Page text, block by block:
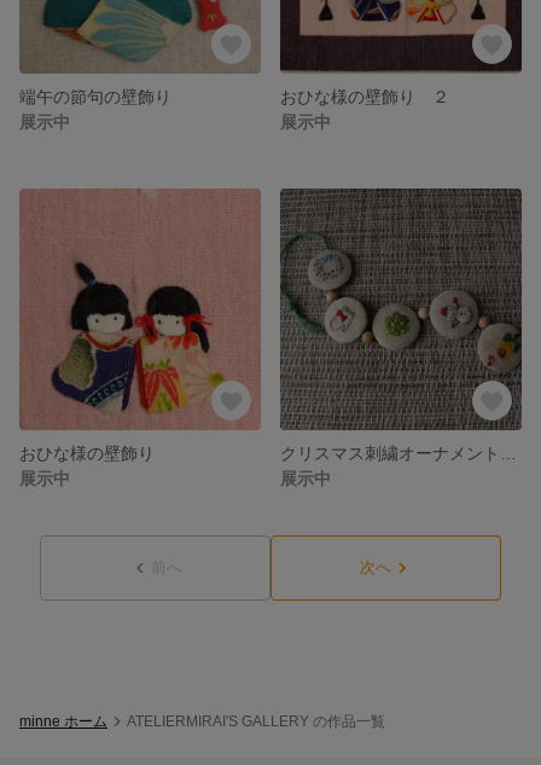
端午の節句の壁飾り
展示中
おひな様の壁飾り ２
展示中
おひな様の壁飾り
展示中
展示中
前へ 次へ
minne ホーム ATELIERMIRAI'S GALLERY の作品一覧